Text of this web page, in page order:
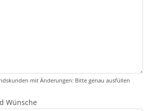
mit Änderungen: Bitte genau ausfüllen
Wünsche